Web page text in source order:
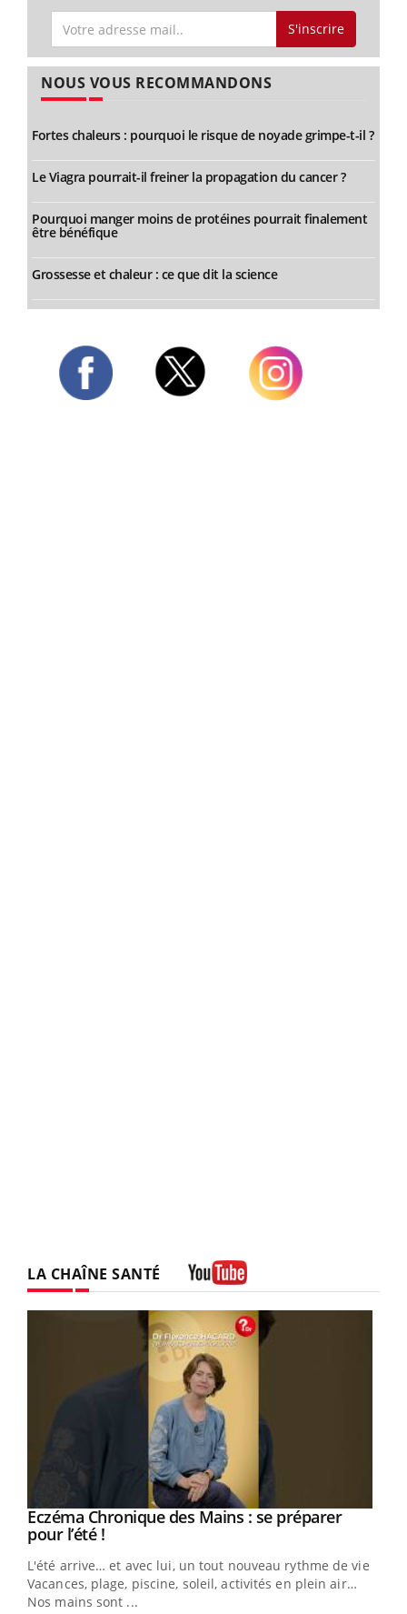
S'inscrire
NOUS VOUS RECOMMANDONS
Fortes chaleurs : pourquoi le risque de noyade grimpe-t-il ?
Le Viagra pourrait-il freiner la propagation du cancer ?
Pourquoi manger moins de protéines pourrait finalement
être bénéfique
Grossesse et chaleur : ce que dit la science
LA CHAÎNE SANTÉ
Youtube
Eczéma Chronique des Mains : se préparer
pour l’été !Youtube
L'été arrive… et avec lui, un tout nouveau rythme de vie !
Vacances, plage, piscine, soleil, activités en plein air…
Nos mains sont ...